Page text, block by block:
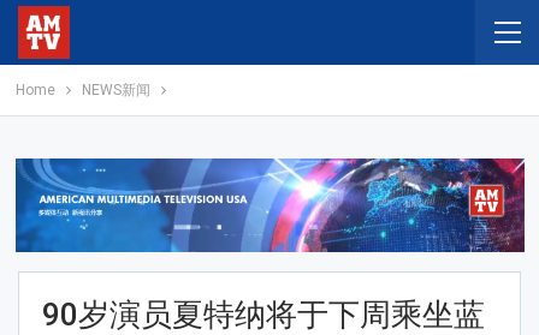
Home NEWS新闻
90岁演员夏特纳将于下周乘坐蓝